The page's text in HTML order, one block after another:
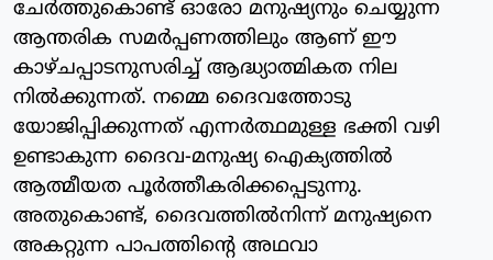
ചേര്‍ത്തുകൊണ്ട് ഓരോ മനുഷ്യനും ചെയ്യുന്ന
ആന്തരിക സമര്‍പ്പണത്തിലും ആണ് ഈ
കാഴ്ചപ്പാടനുസരിച്ച് ആദ്ധ്യാത്മികത നില
നില്‍ക്കുന്നത്. നമ്മെ ദൈവത്തോടു
യോജിപ്പിക്കുന്നത് എന്നര്‍ത്ഥമുള്ള ഭക്തി വഴി
ഉണ്ടാകുന്ന ദൈവ-മനുഷ്യ ഐക്യത്തില്‍
ആത്മീയത പൂര്‍ത്തീകരിക്കപ്പെടുന്നു.
അതുകൊണ്ട്, ദൈവത്തില്‍നിന്ന് മനുഷ്യനെ
അകറ്റുന്ന പാപത്തിന്റെ അഥവാ